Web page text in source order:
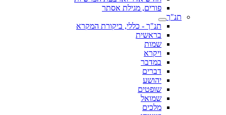
פורים, מגילת אסתר
תנ"ך
תנ"ך - כללי, ביקורת המקרא
בראשית
שמות
ויקרא
במדבר
דברים
יהושע
שופטים
שמואל
מלכים